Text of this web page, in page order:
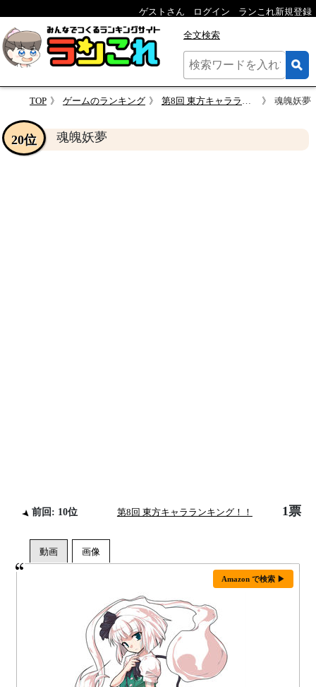
ゲストさん ログイン ランこれ新規登録
全文検索
TOP ゲームのランキング 第8回 東方キャラランキング！！ 魂魄妖夢
魂魄妖夢
20位
前回: 10位 第8回 東方キャラランキング！！ 1票
Amazon で検索 ▶